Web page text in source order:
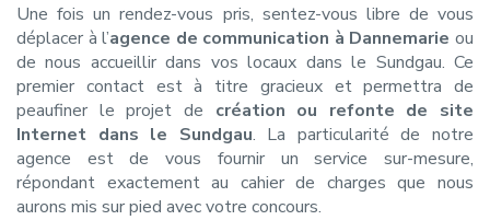
Une fois un rendez-vous pris, sentez-vous libre de vous
déplacer à l’agence de communication à Dannemarie ou
de nous accueillir dans vos locaux dans le Sundgau. Ce
premier contact est à titre gracieux et permettra de
peaufiner le projet de création ou refonte de site
Internet dans le Sundgau. La particularité de notre
agence est de vous fournir un service sur-mesure,
répondant exactement au cahier de charges que nous
aurons mis sur pied avec votre concours.